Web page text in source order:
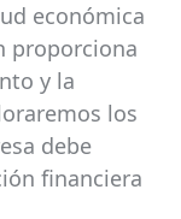
económica
proporciona
y la
los
debe
financiera